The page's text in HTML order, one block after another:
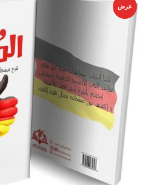
عرض